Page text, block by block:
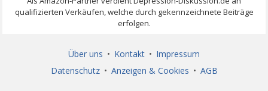
Über uns • Kontakt • Impressum
Datenschutz • Anzeigen & Cookies • AGB